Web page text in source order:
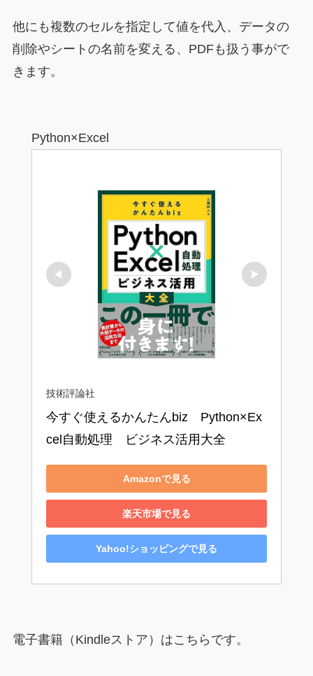
他にも複数のセルを指定して値を代入、データの
削除やシートの名前を変える、PDFも扱う事がで
きます。
Python×Excel
技術評論社
今すぐ使えるかんたんbiz　Python×Ex
cel自動処理　ビジネス活用大全
Amazonで見る
楽天市場で見る
Yahoo!ショッピングで見る
電子書籍（Kindleストア）はこちらです。